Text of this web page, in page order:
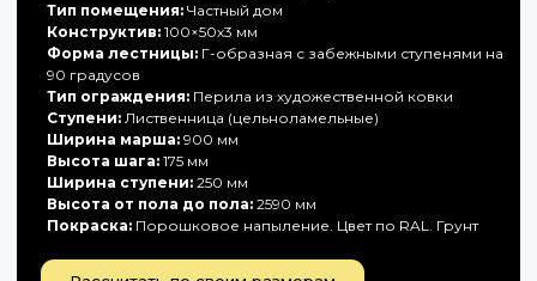
Тип помещения: Частный дом
Конструктив: 100×50х3 мм
Форма лестницы: Г-образная с забежными ступенями на
90 градусов
Тип ограждения: Перила из художественной ковки
Ступени: Лиственница (цельноламельные)
Ширина марша: 900 мм
Высота шага: 175 мм
Ширина ступени: 250 мм
Высота от пола до пола: 2590 мм
Покраска: Порошковое напыление. Цвет по RAL. Грунт